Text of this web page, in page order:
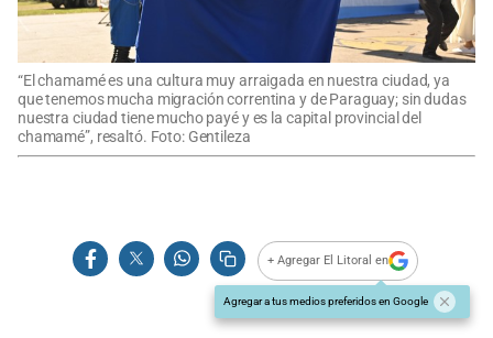
“El chamamé es una cultura muy arraigada en nuestra ciudad, ya
que tenemos mucha migración correntina y de Paraguay; sin dudas
nuestra ciudad tiene mucho payé y es la capital provincial del
chamamé”, resaltó. Foto: Gentileza
+ Agregar El Litoral en
Agregar a tus medios preferidos en Google